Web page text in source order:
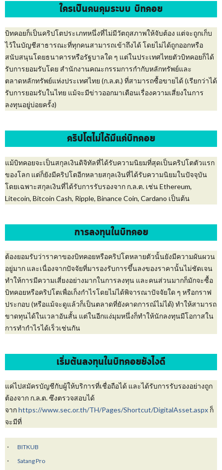
ใครเป็นคนคุมระบบ บิทคอย
บิทคอยก็เป็นคริปโตประเภทหนึ่งที่ไม่มีวัตถุสภาพให้จับต้อง แต่จะถูกเก็บ
ไว้ในบัญชีสาธารณะที่ทุกคนสามารถเข้าถึงได้ โดยไม่ได้ถูกออกหรือ
สนับสนุนโดยธนาคารหรือรัฐบาลใด ๆ แต่ในประเทศไทยตัวบิทคอยก็ได้
รับการยอมรับโดย สำนักงานคณะกรรมการกำกับหลักทรัพย์และ
ตลาดหลักทรัพย์แห่งประเทศไทย (ก.ล.ต.) ที่สามารถซื้อขายได้ (เรียกว่าได้
รับการยอมรับในไทย แม้จะมีข่าวออกมาเตือนเรื่องความเสี่ยงในการ
ลงทุนอยู่บ่อยครั้ง)
คริปโตไม่ได้มีแค่บิทคอย
แม้บิทคอยจะเป็นสกุลเงินดิจิทัลที่ได้รับความนิยมที่สุดเป็นคริปโตตัวแรก
ของโลก แต่ก็ยังมีคริปโตอีกหลายสกุลเงินที่ได้รับความนิยมในปัจจุบัน
โดยเฉพาะสกุลเงินที่ได้รับการรับรองจาก ก.ล.ต. เช่น Ethereum,
Litecoin, Bitcoin Cash, Ripple, Binance Coin, Cardano เป็นต้น
การลงทุนในบิทคอย
ต้องยอมรับว่าราคาของบิทคอยหรือคริปโตหลายตัวนั้นยังมีความผันผวน
อยู่มาก และเนื่องจากปัจจัยที่มารองรับการขึ้นลงของราคานั้นไม่ชัดเจน
ทำให้การมีความเสี่ยงอย่างมากในการลงทุน และคนส่วนมากก็มักจะซื้อ
บิทคอยหรือคริปโตเพื่อเก็งกำไรโดยไม่ได้พิจารณาปัจจัยใด ๆ หรือกราฟ
ประกอบ (หรือแม้จะดูแล้วก็เป็นตลาดที่ยังคาดการณ์ไม่ได้) ทำให้สามารถ
ขาดทุนได้ในเวลาอันสั้น แต่ในอีกแง่มุมหนึ่งก็ทำให้นักลงทุนมีโอกาสใน
การทำกำไรได้เร็วเช่นกัน
เริ่มต้นลงทุนในบิทคอยยังไงดี
แค่ไปสมัครบัญชีกับผู้ให้บริการที่เชื่อถือได้ และได้รับการรับรองอย่างถูก
ต้องจาก ก.ล.ต. ซึงตรวจสอบได้
จากhttps://www.sec.or.th/TH/Pages/Shortcut/DigitalAsset.aspx ก็
จะมีที่
BITKUB
Satang Pro